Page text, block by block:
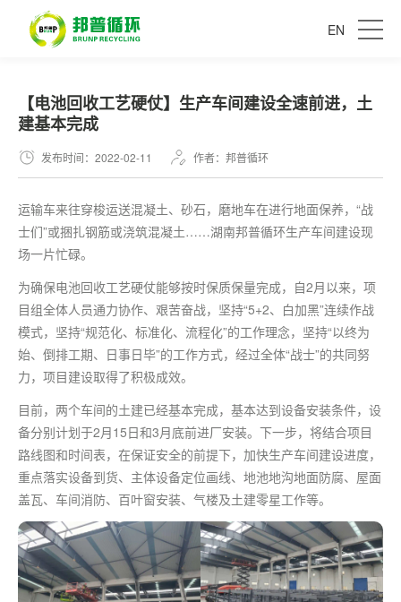
EN
【电池回收工艺硬仗】生产车间建设全速前进，土
建基本完成
发布时间：2022-02-11 作者：邦普循环
运输车来往穿梭运送混凝土、砂石，磨地车在进行地面保养，“战
士们”或捆扎钢筋或浇筑混凝土……湖南邦普循环生产车间建设现
场一片忙碌。
为确保电池回收工艺硬仗能够按时保质保量完成，自2月以来，项
目组全体人员通力协作、艰苦奋战，坚持“5+2、白加黑”连续作战
模式，坚持“规范化、标准化、流程化”的工作理念，坚持“以终为
始、倒排工期、日事日毕”的工作方式，经过全体“战士”的共同努
力，项目建设取得了积极成效。
目前，两个车间的土建已经基本完成，基本达到设备安装条件，设
备分别计划于2月15日和3月底前进厂安装。下一步，将结合项目
路线图和时间表，在保证安全的前提下，加快生产车间建设进度，
重点落实设备到货、主体设备定位画线、地池地沟地面防腐、屋面
盖瓦、车间消防、百叶窗安装、气楼及土建零星工作等。